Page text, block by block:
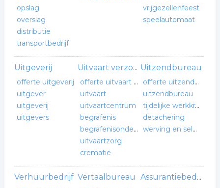
opslag
overslag
distributie
transportbedrijf
vrijgezellenfeest
speelautomaat
Uitgeverij
offerte uitgeverij
uitgever
uitgeverij
uitgevers
Uitvaart verzorger
offerte uitvaart verzorger
uitvaart
uitvaartcentrum
begrafenis
begrafenisondernemer
uitvaartzorg
crematie
Uitzendbureau
offerte uitzendbureau
uitzendbureau
tijdelijke werkkrachten
detachering
werving en selectie
Verhuurbedrijf Vertaalbureau
Assurantiebedrijf